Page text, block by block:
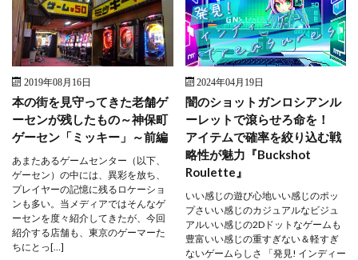
2019年08月16日
本の街を見守ってきた老舗ゲ
ーセンが残したもの～神保町
ゲーセン「ミッキー」～前編
あまたあるゲームセンター（以下、
ゲーセン）の中には、異彩を放ち、
プレイヤーの記憶に残るロケーショ
ンも多い。当メディアではそんなゲ
ーセンを度々紹介してきたが、今回
紹介する店舗も、東京のゲーマーた
ちにとっ[…]
2024年04月19日
闇のショットガンロシアンル
ーレットで滾らせろ命を！
アイテムで確率を絞り込む戦
略性が魅力『Buckshot
Roulette』
いい感じの遊び心地いい感じのポッ
プさいい感じのカジュアルなビジュ
アルいい感じの2Dドットなゲームも
豊富いい感じの重すぎない＆軽すぎ
ないゲームらしさ 「発見! インディー